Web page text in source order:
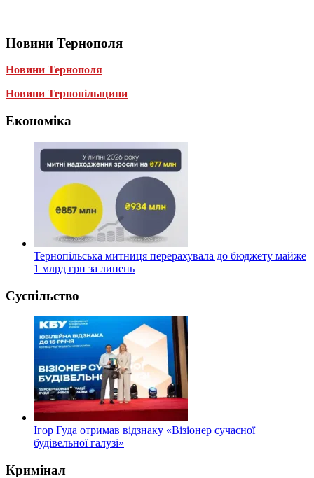
Новини Тернополя
Новини Тернополя
Новини Тернопільщини
Економіка
Тернопільська митниця перерахувала до бюджету майже
1 млрд грн за липень
Суспільство
Ігор Гуда отримав відзнаку «Візіонер сучасної
будівельної галузі»
Кримінал